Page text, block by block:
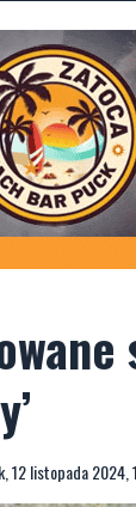
12 listopada 2024,